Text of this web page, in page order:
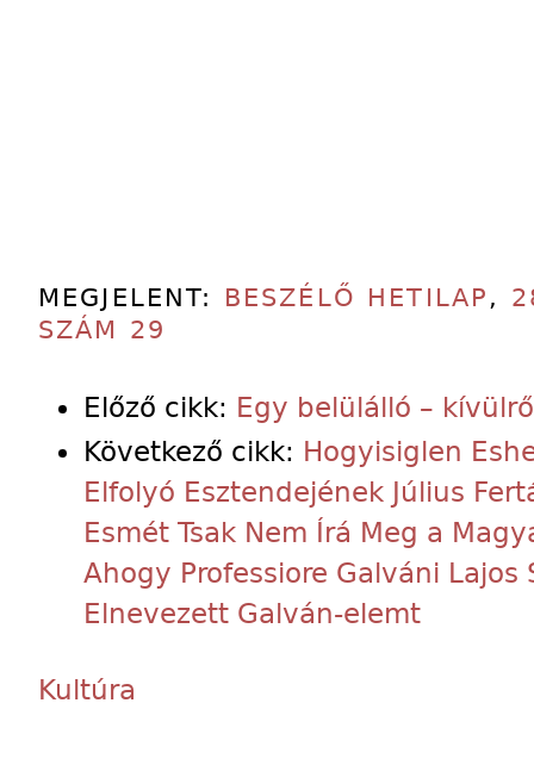
MEGJELENT: BESZÉLŐ HETILAP ,
SZÁM 29
Előző cikk: Egy belülálló –
Következő cikk: Hogyisiglen
Elfolyó Esztendejének Július
Esmét Tsak Nem Írá Meg a
Ahogy Professiore Galváni Lajos
Elnevezett Galván-elemt
Kultúra